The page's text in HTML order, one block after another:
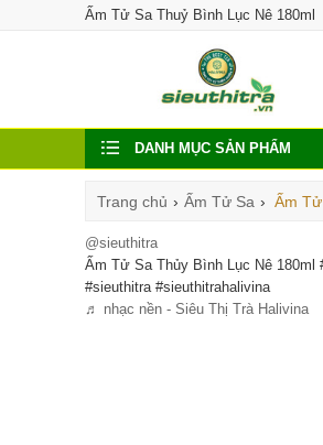
Ấm Tử Sa Thuỷ Bình Lục Nê 180ml
DANH MỤC SẢN PHẨM
Trang chủ › Ấm Tử Sa › Ấm
@sieuthitra
Ấm Tử Sa Thủy Bình Lục Nê 180ml
#sieuthitra #sieuthitrahalivina
♬ nhạc nền - Siêu Thị Trà Halivina